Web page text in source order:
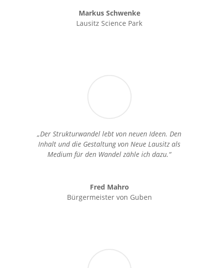
Markus Schwenke
Lausitz Science Park
„Der Strukturwandel lebt von neuen Ideen. Den
Inhalt und die Gestaltung von Neue Lausitz als
Medium für den Wandel zähle ich dazu.“
Fred Mahro
Bürgermeister von Guben